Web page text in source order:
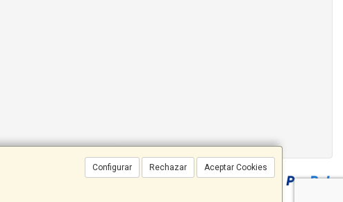
Configurar Rechazar Aceptar Cookies